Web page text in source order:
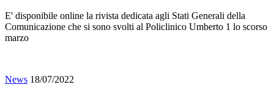
E' disponibile online la rivista dedicata agli Stati Generali della
Comunicazione che si sono svolti al Policlinico Umberto 1 lo scorso
marzo
News 18/07/2022